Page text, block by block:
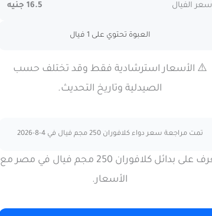
سعر الفيال 16.5 جنيه
العبوة تحتوي على 1 فيال
⚠️ الأسعار استرشادية فقط وقد تختلف حسب
الصيدلية وتاريخ التحديث.
تمت مراجعة سعر دواء كلافوران 250 مجم فيال في 4-8-2026
تعرف على بدائل كلافوران 250 مجم فيال في مصر مع
الأسعار.